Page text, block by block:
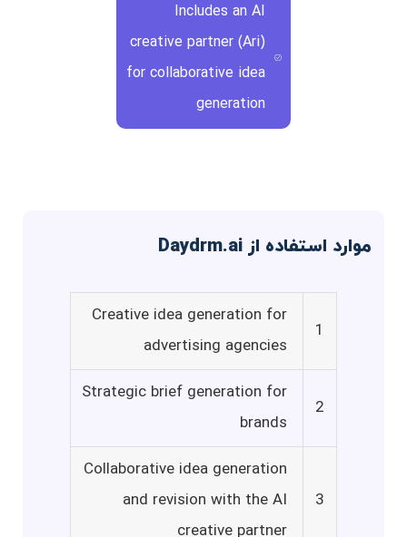
Includes an AI
creative partner (Ari)
for collaborative idea
generation
موارد استفاده از Daydrm.ai
1
Creative idea generation for
advertising agencies
2
Strategic brief generation for
brands
3
Collaborative idea generation
and revision with the AI
creative partner